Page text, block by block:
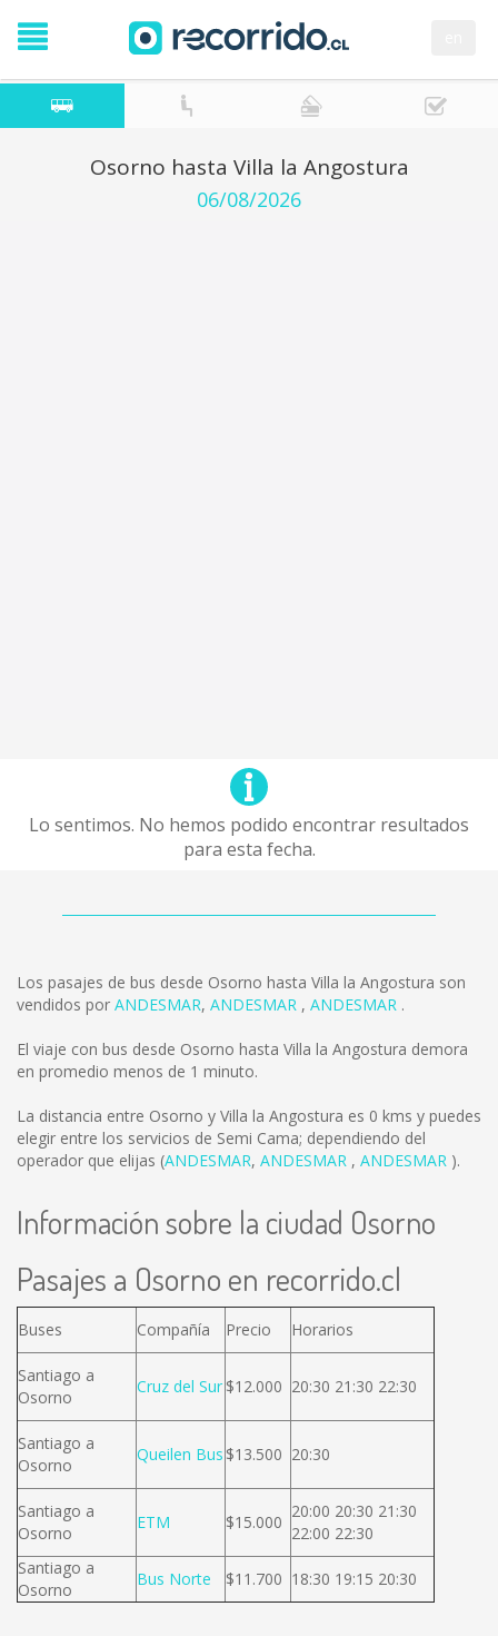
Osorno hasta Villa la Angostura
06/08/2026
Lo sentimos. No hemos podido encontrar resultados
para esta fecha.
Los pasajes de bus desde Osorno hasta Villa la Angostura son
vendidos por ANDESMAR, ANDESMAR , ANDESMAR .
El viaje con bus desde Osorno hasta Villa la Angostura demora
en promedio menos de 1 minuto.
La distancia entre Osorno y Villa la Angostura es 0 kms y puedes
elegir entre los servicios de Semi Cama; dependiendo del
operador que elijas (ANDESMAR, ANDESMAR , ANDESMAR ).
Información sobre la ciudad Osorno
Pasajes a Osorno en recorrido.cl
Buses Compañía Precio Horarios
Santiago a
Osorno
Cruz del Sur $12.000 20:30 21:30 22:30
Santiago a
Osorno
Queilen Bus $13.500 20:30
Santiago a
Osorno
ETM $15.000
20:00 20:30 21:30
22:00 22:30
Santiago a
Osorno
Bus Norte $11.700 18:30 19:15 20:30